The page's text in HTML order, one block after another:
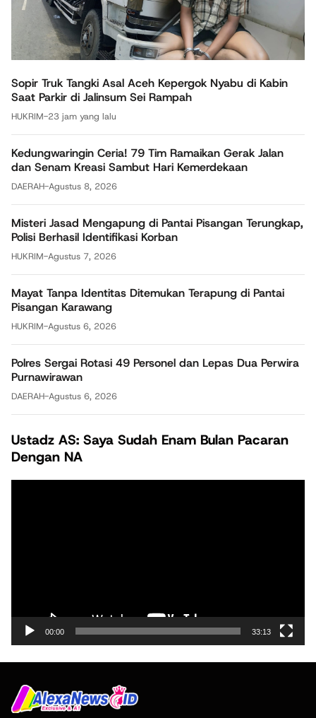
Sopir Truk Tangki Asal Aceh Kepergok Nyabu di Kabin
Saat Parkir di Jalinsum Sei Rampah
HUKRIM-23 jam yang lalu
Kedungwaringin Ceria! 79 Tim Ramaikan Gerak Jalan
dan Senam Kreasi Sambut Hari Kemerdekaan
DAERAH-Agustus 8, 2026
Misteri Jasad Mengapung di Pantai Pisangan Terungkap,
Polisi Berhasil Identifikasi Korban
HUKRIM-Agustus 7, 2026
Mayat Tanpa Identitas Ditemukan Terapung di Pantai
Pisangan Karawang
HUKRIM-Agustus 6, 2026
Polres Sergai Rotasi 49 Personel dan Lepas Dua Perwira
Purnawirawan
DAERAH-Agustus 6, 2026
Ustadz AS: Saya Sudah Enam Bulan Pacaran
Dengan NA
00:00 33:13